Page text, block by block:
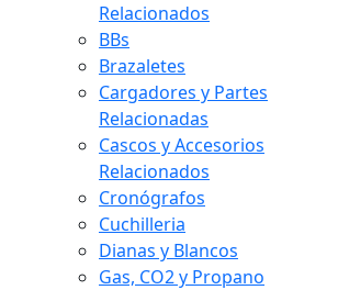
Relacionados
BBs
Brazaletes
Cargadores y Partes
Relacionadas
Cascos y Accesorios
Relacionados
Cronógrafos
Cuchilleria
Dianas y Blancos
Gas, CO2 y Propano